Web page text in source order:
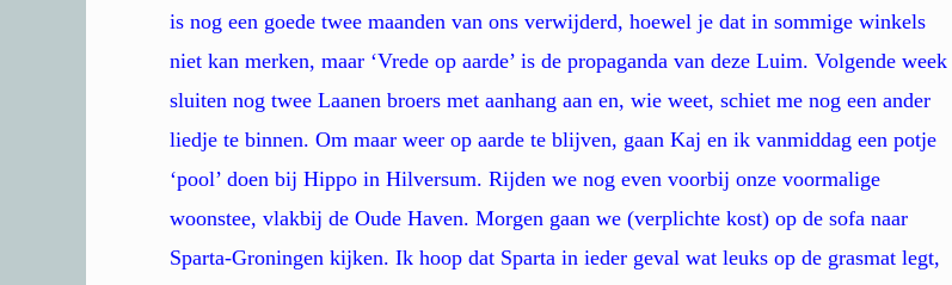
is nog een goede twee maanden van ons verwijderd, hoewel je dat in sommige winkels
niet kan merken, maar ‘Vrede op aarde’ is de propaganda van deze Luim. Volgende week
sluiten nog twee Laanen broers met aanhang aan en, wie weet, schiet me nog een ander
liedje te binnen. Om maar weer op aarde te blijven, gaan Kaj en ik vanmiddag een potje
‘pool’ doen bij Hippo in Hilversum. Rijden we nog even voorbij onze voormalige
woonstee, vlakbij de Oude Haven. Morgen gaan we (verplichte kost) op de sofa naar
Sparta-Groningen kijken. Ik hoop dat Sparta in ieder geval wat leuks op de grasmat legt,